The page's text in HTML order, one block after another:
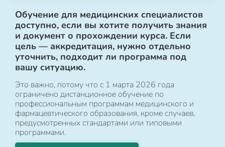
Обучение для медицинских специалистов
доступно, если вы хотите получить знания
и документ о прохождении курса. Если
цель — аккредитация, нужно отдельно
уточнить, подходит ли программа под
вашу ситуацию.
Это важно, потому что с 1 марта 2026 года
ограничено дистанционное обучение по
профессиональным программам медицинского и
фармацевтического образования, кроме случаев,
предусмотренных стандартами или типовыми
программами.